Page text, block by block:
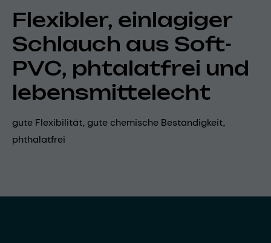
Flexibler, einlagiger
Schlauch aus Soft-
PVC, phtalatfrei und
lebensmittelecht
gute Flexibilität, gute chemische Beständigkeit,
phthalatfrei